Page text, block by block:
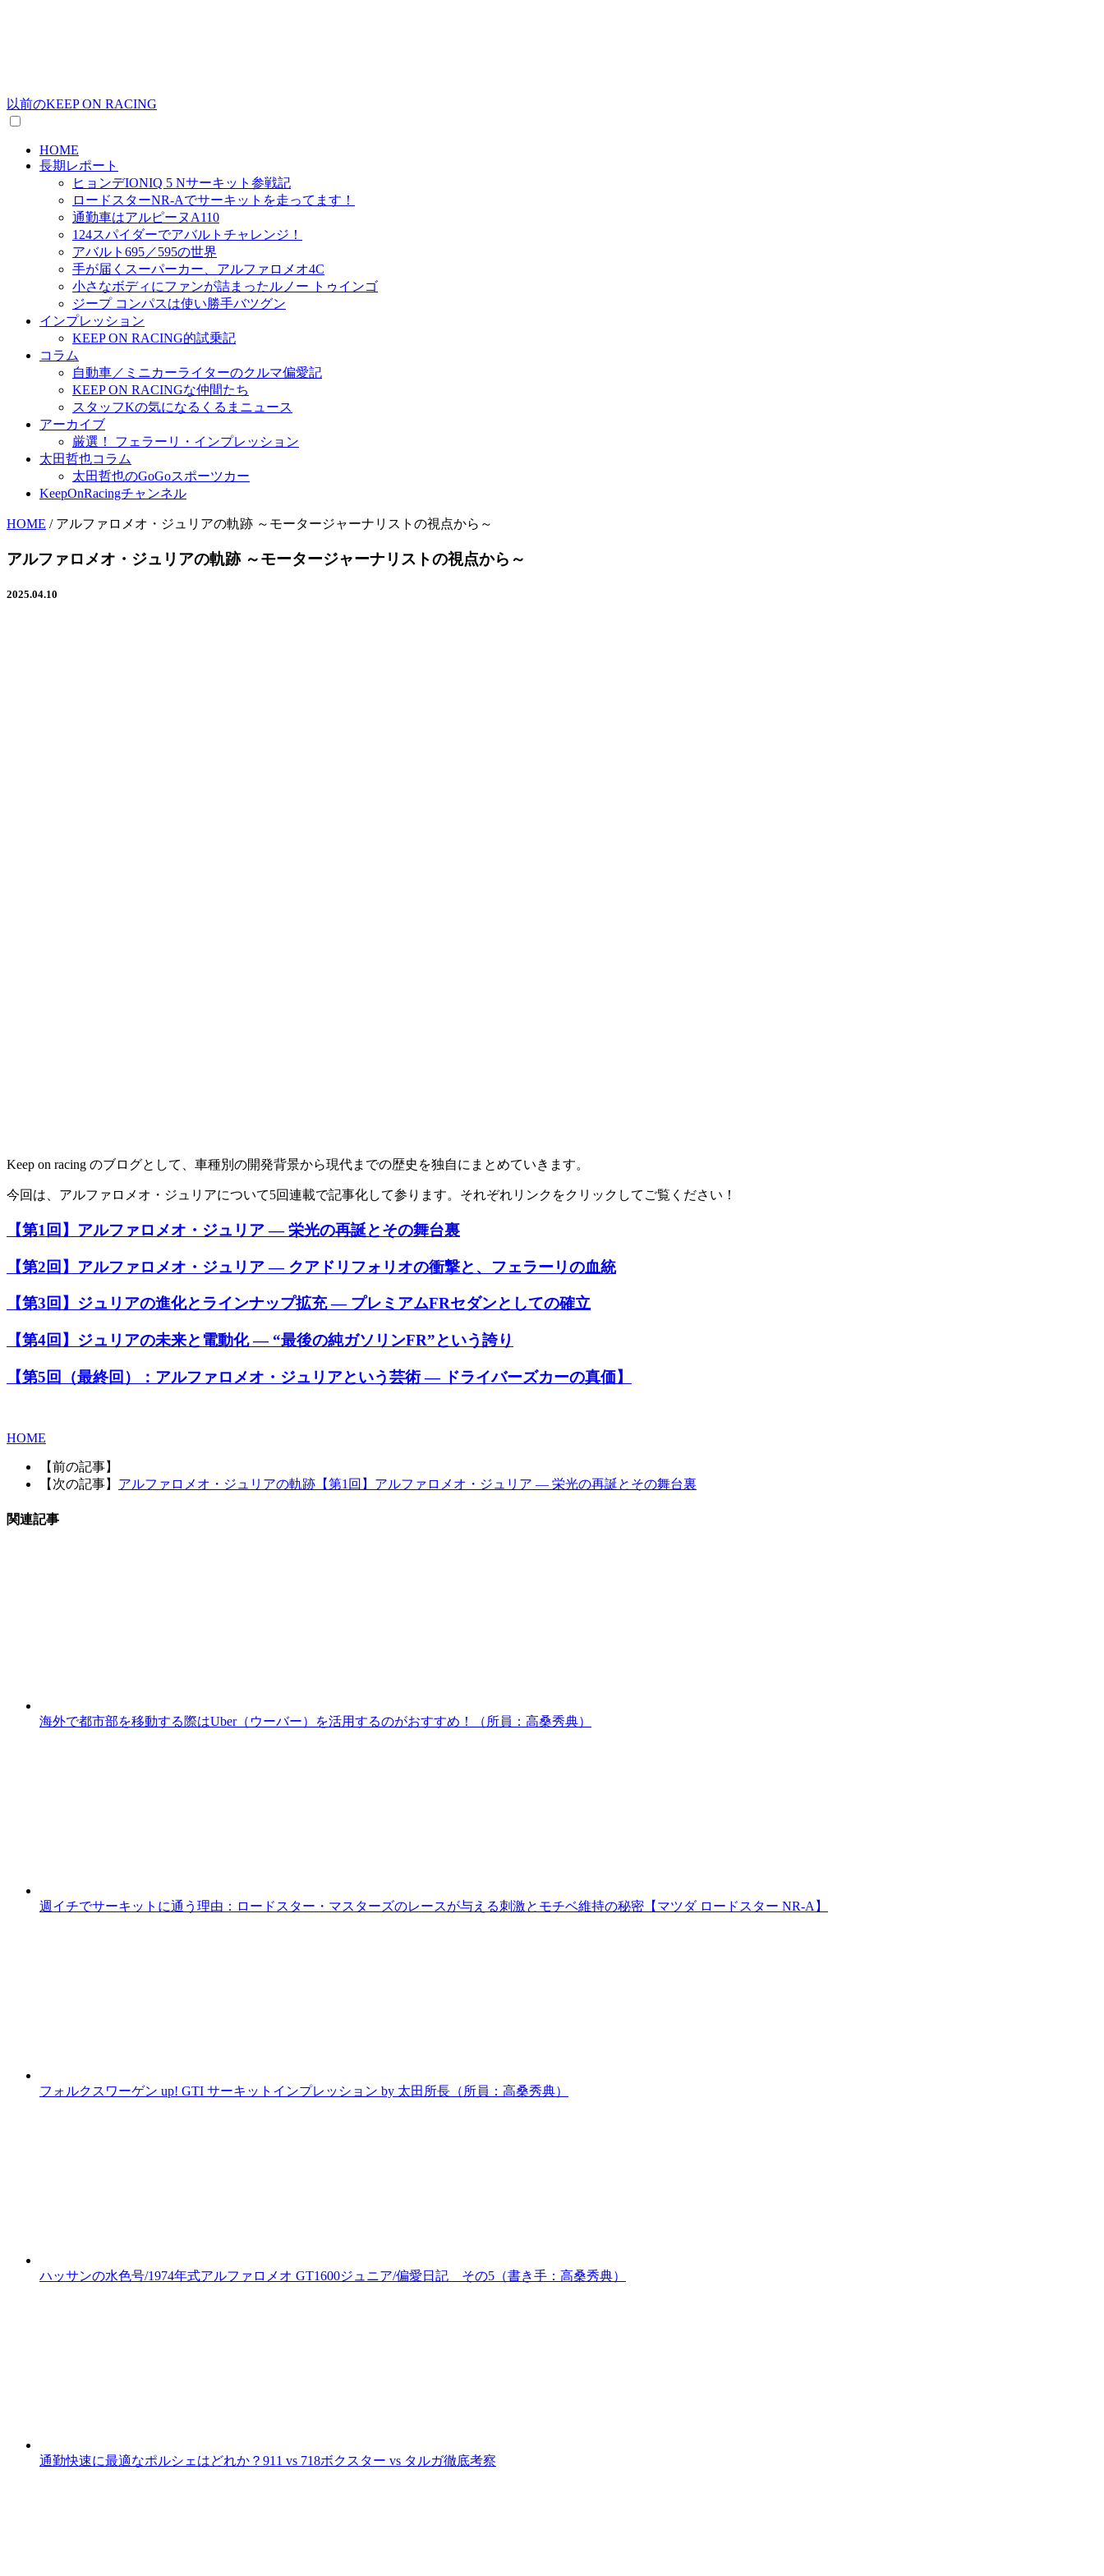
以前のKEEP ON RACING
HOME
長期レポート
ヒョンデIONIQ 5 Nサーキット参戦記
ロードスターNR-Aでサーキットを走ってます！
通勤車はアルピーヌA110
124スパイダーでアバルトチャレンジ！
アバルト695／595の世界
手が届くスーパーカー、アルファロメオ4C
小さなボディにファンが詰まったルノー トゥインゴ
ジープ コンパスは使い勝手バツグン
インプレッション
KEEP ON RACING的試乗記
コラム
自動車／ミニカーライターのクルマ偏愛記
KEEP ON RACINGな仲間たち
スタッフKの気になるくるまニュース
アーカイブ
厳選！ フェラーリ・インプレッション
太田哲也コラム
太田哲也のGoGoスポーツカー
KeepOnRacingチャンネル
HOME / アルファロメオ・ジュリアの軌跡 ～モータージャーナリストの視点から～
アルファロメオ・ジュリアの軌跡 ～モータージャーナリストの視点から～
2025.04.10
Keep on racing のブログとして、車種別の開発背景から現代までの歴史を独自にまとめていきます。
今回は、アルファロメオ・ジュリアについて5回連載で記事化して参ります。それぞれリンクをクリックしてご覧ください！
【第1回】アルファロメオ・ジュリア ― 栄光の再誕とその舞台裏
【第2回】アルファロメオ・ジュリア ― クアドリフォリオの衝撃と、フェラーリの血統
【第3回】ジュリアの進化とラインナップ拡充 ― プレミアムFRセダンとしての確立
【第4回】ジュリアの未来と電動化 ― “最後の純ガソリンFR”という誇り
【第5回（最終回）：アルファロメオ・ジュリアという芸術 ― ドライバーズカーの真価】
HOME
【前の記事】
【次の記事】 アルファロメオ・ジュリアの軌跡【第1回】アルファロメオ・ジュリア ― 栄光の再誕とその舞台裏
関連記事
海外で都市部を移動する際はUber（ウーバー）を活用するのがおすすめ！（所員：高桑秀典）
週イチでサーキットに通う理由：ロードスター・マスターズのレースが与える刺激とモチベ維持の秘密【マツダ ロードスター NR-A】
フォルクスワーゲン up! GTI サーキットインプレッション by 太田所長（所員：高桑秀典）
ハッサンの水色号/1974年式アルファロメオ GT1600ジュニア/偏愛日記 その5（書き手：高桑秀典）
通勤快速に最適なポルシェはどれか？911 vs 718ボクスター vs タルガ徹底考察